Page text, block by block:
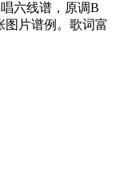
六线谱，原调B
图片谱例。歌词富